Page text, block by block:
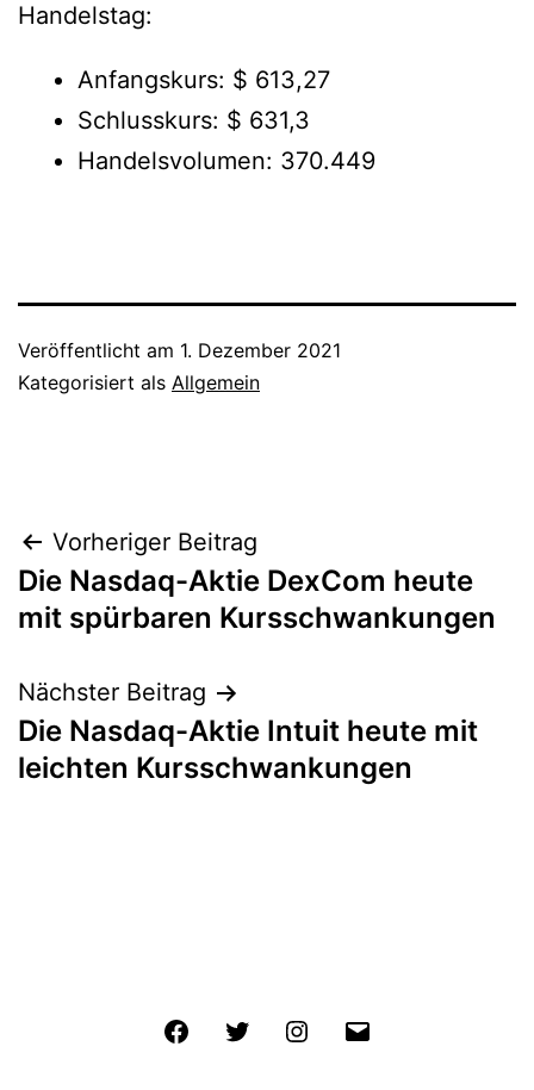
Handelstag:
Anfangskurs: $ 613,27
Schlusskurs: $ 631,3
Handelsvolumen: 370.449
Veröffentlicht am 1. Dezember 2021
Kategorisiert als Allgemein
Beitragsnavigation
Vorheriger Beitrag
Die Nasdaq-Aktie DexCom heute
mit spürbaren Kursschwankungen
Nächster Beitrag
Die Nasdaq-Aktie Intuit heute mit
leichten Kursschwankungen
FacebookTwitter Instagram